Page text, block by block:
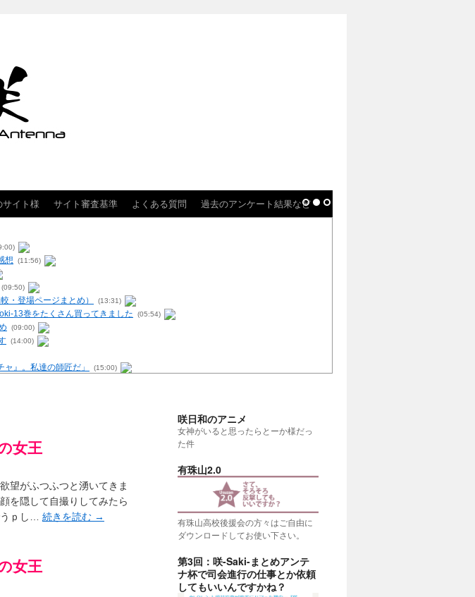
イト様 サイト審査基準 よくある質問 過去のアンケート結果など
想 (11:56)
(09:50)
・登場ページまとめ） (13:31)
13巻をたくさん買ってきました (05:54)
(09:00)
(14:00)
』。私達の師匠だ」 (15:00)
～否定的意見の発露を4つに分けて考える (20:00)
女王
望がふつふつと湧いてきま
を隠して自撮りしてみたら
ｐし… 続きを読む →
女王
咲日和のアニメ
女神がいると思ったらとーか様だっ
た件
有珠山2.0
有珠山高校後援会の方々はご自由に
ダウンロードしてお使い下さい。
第3回：咲-Saki-まとめアンテ
ナ杯で司会進行の仕事とか依頼
してもいいんですかね？